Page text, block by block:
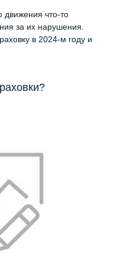
движения что-то
за их нарушения.
в 2024-м году и